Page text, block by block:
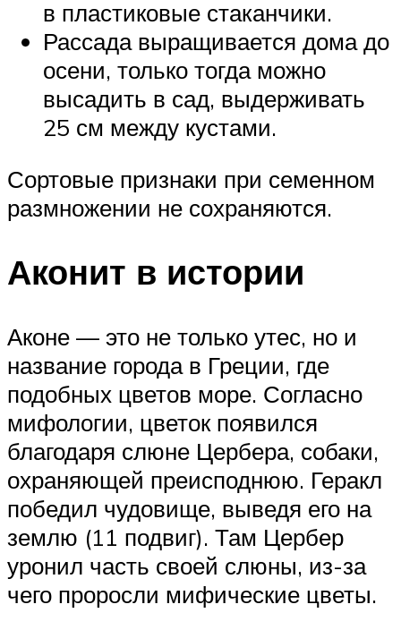
в пластиковые стаканчики.
Рассада выращивается дома до
осени, только тогда можно
высадить в сад, выдерживать
25 см между кустами.
Сортовые признаки при семенном
размножении не сохраняются.
Аконит в истории
Аконе — это не только утес, но и
название города в Греции, где
подобных цветов море. Согласно
мифологии, цветок появился
благодаря слюне Цербера, собаки,
охраняющей преисподнюю. Геракл
победил чудовище, выведя его на
землю (11 подвиг). Там Цербер
уронил часть своей слюны, из-за
чего проросли мифические цветы.